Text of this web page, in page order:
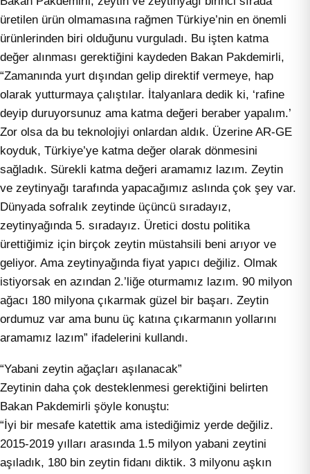
üretilen ürün olmamasına rağmen Türkiye’nin en önemli
ürünlerinden biri olduğunu vurguladı. Bu işten katma
değer alınması gerektiğini kaydeden Bakan Pakdemirli,
“Zamanında yurt dışından gelip direktif vermeye, hap
olarak yutturmaya çalıştılar. İtalyanlara dedik ki, ‘rafine
deyip duruyorsunuz ama katma değeri beraber yapalım.’
Zor olsa da bu teknolojiyi onlardan aldık. Üzerine AR-GE
koyduk, Türkiye’ye katma değer olarak dönmesini
sağladık. Sürekli katma değeri aramamız lazım. Zeytin
ve zeytinyağı tarafında yapacağımız aslında çok şey var.
Dünyada sofralık zeytinde üçüncü sıradayız,
zeytinyağında 5. sıradayız. Üretici dostu politika
ürettiğimiz için birçok zeytin müstahsili beni arıyor ve
geliyor. Ama zeytinyağında fiyat yapıcı değiliz. Olmak
istiyorsak en azından 2.’liğe oturmamız lazım. 90 milyon
ağacı 180 milyona çıkarmak güzel bir başarı. Zeytin
ordumuz var ama bunu üç katına çıkarmanın yollarını
aramamız lazım” ifadelerini kullandı.
“Yabani zeytin ağaçları aşılanacak”
Zeytinin daha çok desteklenmesi gerektiğini belirten
Bakan Pakdemirli şöyle konuştu:
“İyi bir mesafe katettik ama istediğimiz yerde değiliz.
2015-2019 yılları arasında 1.5 milyon yabani zeytini
aşıladık, 180 bin zeytin fidanı diktik. 3 milyonu aşkın